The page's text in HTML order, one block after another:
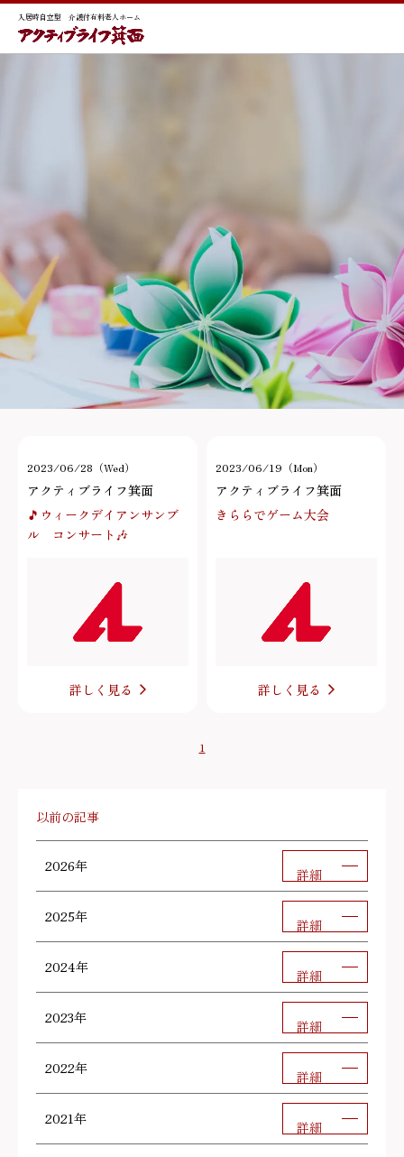
入居時自立型 介護付有料老人ホーム
2023/06/28（Wed）
アクティブライフ箕面
🎵ウィークデイアンサンブ
ル コンサート🎶
詳しく見る
2023/06/19（Mon）
アクティブライフ箕面
きららでゲーム大会
詳しく見る
1
以前の記事
2026年 詳細
2025年 詳細
2024年 詳細
2023年 詳細
2022年 詳細
2021年 詳細